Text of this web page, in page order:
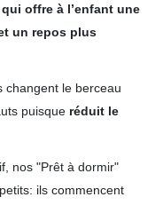
offre à l’enfant une
un repos plus
changent le berceau
puisque réduit le
nos "Prêt à dormir"
ils commencent